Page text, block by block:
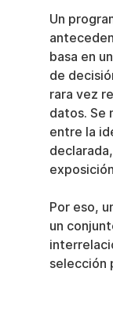
Un
basa en
de
rara vez
datos. Se
entre la
Por eso,
un
selección